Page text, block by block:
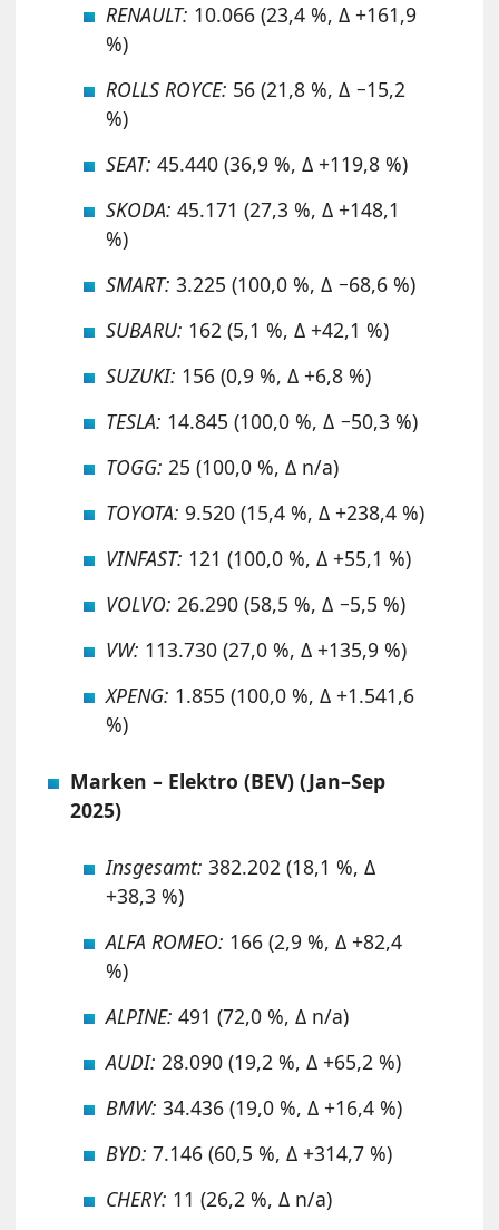
RENAULT: 10.066 (23,4 %, Δ +161,9
%)
ROLLS ROYCE: 56 (21,8 %, Δ −15,2
%)
SEAT: 45.440 (36,9 %, Δ +119,8 %)
SKODA: 45.171 (27,3 %, Δ +148,1
%)
SMART: 3.225 (100,0 %, Δ −68,6 %)
SUBARU: 162 (5,1 %, Δ +42,1 %)
SUZUKI: 156 (0,9 %, Δ +6,8 %)
TESLA: 14.845 (100,0 %, Δ −50,3 %)
TOGG: 25 (100,0 %, Δ n/a)
TOYOTA: 9.520 (15,4 %, Δ +238,4 %)
VINFAST: 121 (100,0 %, Δ +55,1 %)
VOLVO: 26.290 (58,5 %, Δ −5,5 %)
VW: 113.730 (27,0 %, Δ +135,9 %)
XPENG: 1.855 (100,0 %, Δ +1.541,6
%)
Marken – Elektro (BEV) (Jan–Sep
2025)
Insgesamt: 382.202 (18,1 %, Δ
+38,3 %)
ALFA ROMEO: 166 (2,9 %, Δ +82,4
%)
ALPINE: 491 (72,0 %, Δ n/a)
AUDI: 28.090 (19,2 %, Δ +65,2 %)
BMW: 34.436 (19,0 %, Δ +16,4 %)
BYD: 7.146 (60,5 %, Δ +314,7 %)
CHERY: 11 (26,2 %, Δ n/a)